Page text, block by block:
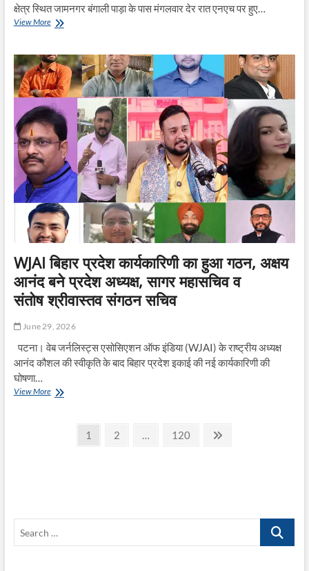
क्षेत्र स्थित जामनगर बंगाली पाड़ा के पास मंगलवार देर रात एनएच पर हुए…
View Moreबेटी
कराने
जा
रहे
दंपती
की
सड़क
हादसे
में
मौत,
तीन
गंभीर
घायल
WJAI बिहार प्रदेश कार्यकारिणी का हुआ गठन, अक्षय
आनंद बने प्रदेश अध्यक्ष, सागर महासचिव व
संतोष श्रीवास्तव संगठन सचिव
June 29, 2026
पटना। वेब जर्नलिस्ट्स एसोसिएशन ऑफ इंडिया (WJAI) के राष्ट्रीय अध्यक्ष
आनंद कौशल की स्वीकृति के बाद बिहार प्रदेश इकाई की नई कार्यकारिणी की
घोषणा…
View MoreWJAI
सागर
Page
1 Page
2 … Page
120
Search